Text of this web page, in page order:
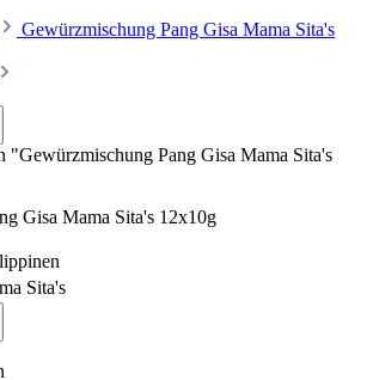
Gewürzmischung Pang Gisa Mama Sita's
"Gewürzmischung Pang Gisa Mama Sita's
Gisa Mama Sita's 12x10g
Sita's